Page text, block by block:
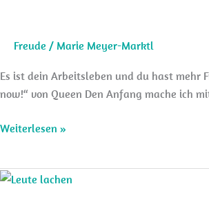
Freude / Marie Meyer-Marktl
Es ist dein Arbeitsleben und du hast mehr
now!“ von Queen Den Anfang mache ich
Motivationslieder:
für
Weiterlesen »